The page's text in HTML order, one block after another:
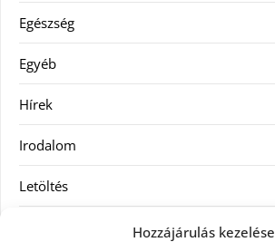
Hozzájárulás kezelése
Egészség
Egyéb
Hírek
Irodalom
Letöltés